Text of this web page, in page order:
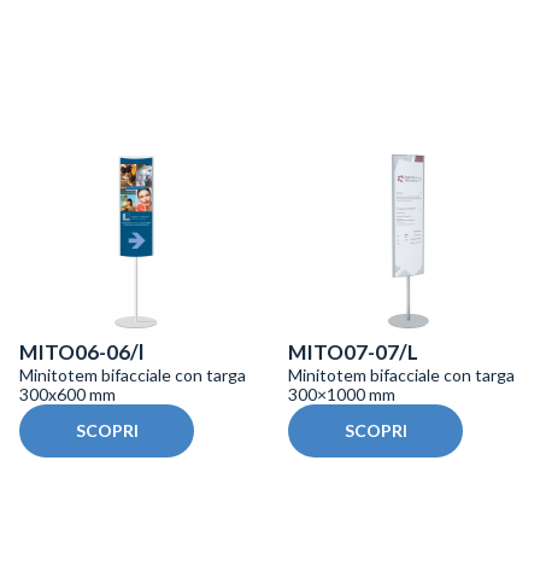
MITO06-06/l
Minitotem bifacciale con targa
300x600 mm
SCOPRI
MITO07-07/L
Minitotem bifacciale con targa
300×1000 mm
SCOPRI